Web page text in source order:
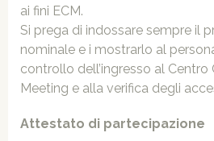
ai fini ECM.
Si prega di indossare sempre il
nominale e i mostrarlo al
controllo dell’ingresso al Centro
Meeting e alla verifica degli
Attestato di partecipazione